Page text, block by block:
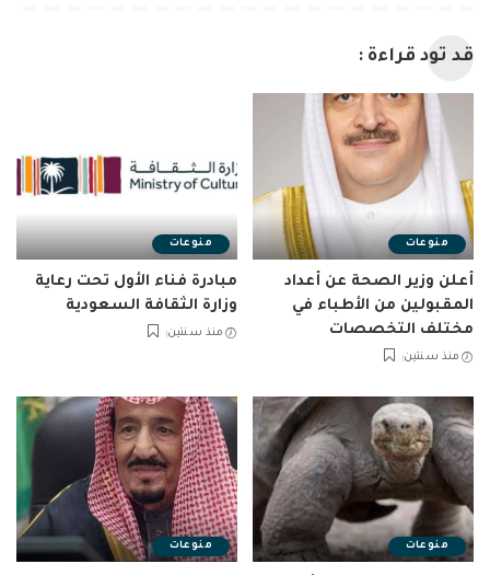
قد تود قراءة :
منوعات
أعلن وزير الصحة عن أعداد
المقبولين من الأطباء في
مختلف التخصصات
منذ سنتين
منوعات
مبادرة فناء الأول تحت رعاية
وزارة الثقافة السعودية
منذ سنتين
منوعات منوعات